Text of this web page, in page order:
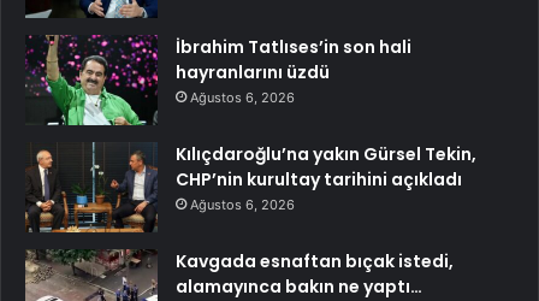
İbrahim Tatlıses’in son hali
hayranlarını üzdü
Ağustos 6, 2026
Kılıçdaroğlu’na yakın Gürsel Tekin,
CHP’nin kurultay tarihini açıkladı
Ağustos 6, 2026
Kavgada esnaftan bıçak istedi,
alamayınca bakın ne yaptı…